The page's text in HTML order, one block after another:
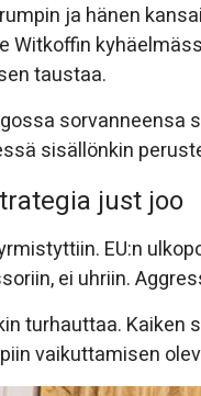
ja hänen
Witkoffin
taustaa.
sorvanneensa
sisällönkin
just joo
EU:n
ei uhriin.
turhauttaa.
vaikuttamisen